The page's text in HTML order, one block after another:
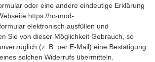
oder eine andere eindeutige Erklärung
https://rc-mod-
elektronisch ausfüllen und
Sie von dieser Möglichkeit Gebrauch, so
(z. B. per E-Mail) eine Bestätigung
solchen Widerrufs übermitteln.